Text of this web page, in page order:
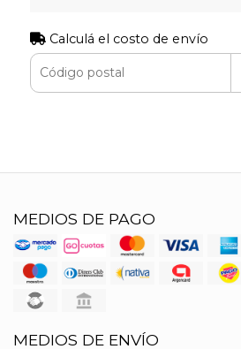
Calculá el costo de envío
MEDIOS DE PAGO
MEDIOS DE ENVÍO